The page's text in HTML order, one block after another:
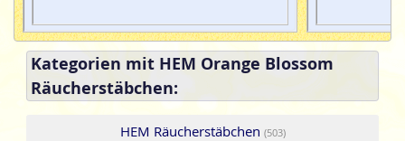
Kategorien mit HEM Orange Blossom
Räucherstäbchen:
HEM Räucherstäbchen (503)